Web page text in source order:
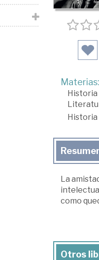
Materias:
Historia
Historia
La
como
Otros